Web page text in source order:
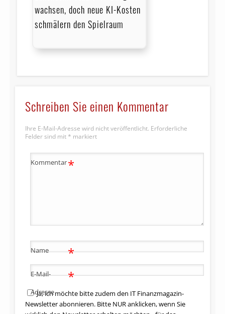
wachsen, doch neue KI-Kosten
schmälern den Spielraum
Schreiben Sie einen Kommentar
Ihre E-Mail-Adresse wird nicht veröffentlicht. Erforderliche
Felder sind mit * markiert
Kommentar*
Name *
E-Mail-
Adresse
*
Ja, ich möchte bitte zudem den IT Finanzmagazin-
Newsletter abonnieren. Bitte NUR anklicken, wenn Sie